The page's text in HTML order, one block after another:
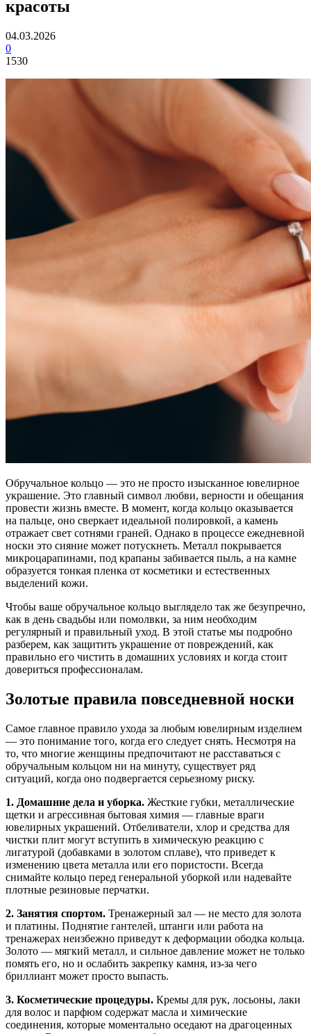
красоты
04.03.2026
0
1530
Обручальное кольцо — это не просто изысканное ювелирное
украшение. Это главный символ любви, верности и обещания
провести жизнь вместе. В момент, когда кольцо оказывается
на пальце, оно сверкает идеальной полировкой, а камень
отражает свет сотнями граней. Однако в процессе ежедневной
носки это сияние может потускнеть. Металл покрывается
микроцарапинами, под крапаны забивается пыль, а на камне
образуется тонкая пленка от косметики и естественных
выделений кожи.
Чтобы ваше обручальное кольцо выглядело так же безупречно,
как в день свадьбы или помолвки, за ним необходим
регулярный и правильный уход. В этой статье мы подробно
разберем, как защитить украшение от повреждений, как
правильно его чистить в домашних условиях и когда стоит
довериться профессионалам.
Золотые правила повседневной носки
Самое главное правило ухода за любым ювелирным изделием
— это понимание того, когда его следует снять. Несмотря на
то, что многие женщины предпочитают не расставаться с
обручальным кольцом ни на минуту, существует ряд
ситуаций, когда оно подвергается серьезному риску.
1. Домашние дела и уборка. Жесткие губки, металлические
щетки и агрессивная бытовая химия — главные враги
ювелирных украшений. Отбеливатели, хлор и средства для
чистки плит могут вступить в химическую реакцию с
лигатурой (добавками в золотом сплаве), что приведет к
изменению цвета металла или его пористости. Всегда
снимайте кольцо перед генеральной уборкой или надевайте
плотные резиновые перчатки.
2. Занятия спортом. Тренажерный зал — не место для золота
и платины. Поднятие гантелей, штанги или работа на
тренажерах неизбежно приведут к деформации ободка кольца.
Золото — мягкий металл, и сильное давление может не только
помять его, но и ослабить закрепку камня, из-за чего
бриллиант может просто выпасть.
3. Косметические процедуры. Кремы для рук, лосьоны, лаки
для волос и парфюм содержат масла и химические
соединения, которые моментально оседают на драгоценных